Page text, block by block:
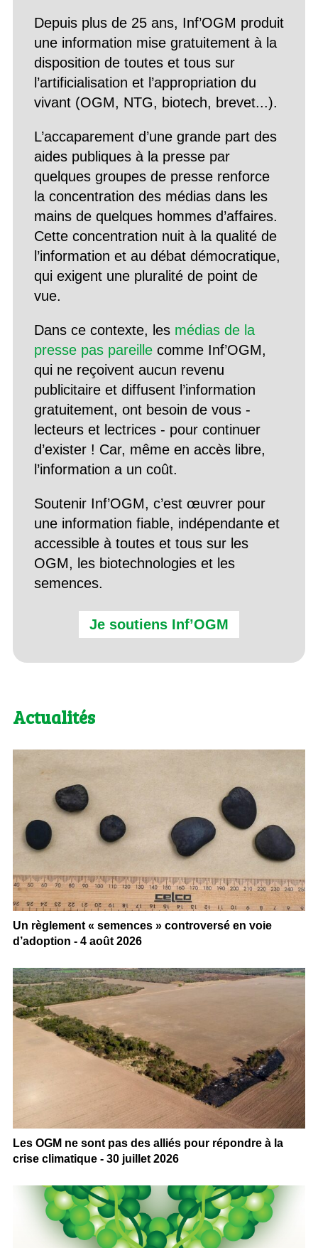
Depuis plus de 25 ans, Inf’OGM produit
une information mise gratuitement à la
disposition de toutes et tous sur
l’artificialisation et l’appropriation du
vivant (OGM, NTG, biotech, brevet...).
L’accaparement d’une grande part des
aides publiques à la presse par
quelques groupes de presse renforce
la concentration des médias dans les
mains de quelques hommes d’affaires.
Cette concentration nuit à la qualité de
l’information et au débat démocratique,
qui exigent une pluralité de point de
vue.
Dans ce contexte, les médias de la
presse pas pareillecomme Inf’OGM,
qui ne reçoivent aucun revenu
publicitaire et diffusent l’information
gratuitement, ont besoin de vous -
lecteurs et lectrices - pour continuer
d’exister ! Car, même en accès libre,
l’information a un coût.
Soutenir Inf’OGM, c’est œuvrer pour
une information fiable, indépendante et
accessible à toutes et tous sur les
OGM, les biotechnologies et les
semences.
Je soutiens Inf’OGM
Actualités
Un règlement « semences » controversé en voie
d’adoption - 4 août 2026
Les OGM ne sont pas des alliés pour répondre à la
crise climatique - 30 juillet 2026